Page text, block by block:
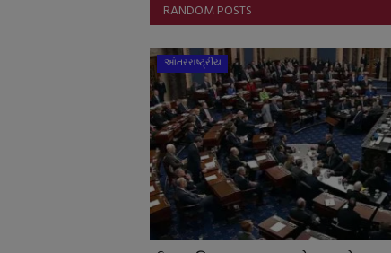
RANDOM POSTS
આંતરરાષ્ટ્રીય